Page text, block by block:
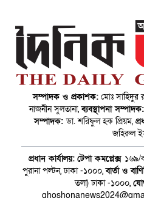
সম্পাদক ও প্রকাশক: মোঃ সাহিদুর
নাজনীন সুলতানা,ব্যবস্থাপনা সম্পাদক:
সম্পাদক: ডা. শরিফুল হক প্রিয়ম,
জহিরুল
প্রধান কার্যালয়: টেপা কমপ্লেক্স ১৬৯/
পুরানা পল্টন, ঢাকা -১০০০,বার্তা ও
তলা) ঢাকা -১০০০,